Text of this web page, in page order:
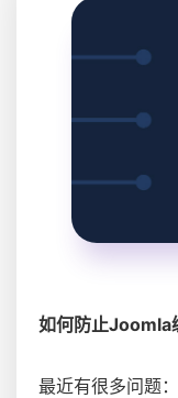
如何防止Joomla
最近有很多问题